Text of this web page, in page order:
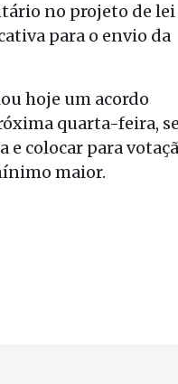
no projeto de lei
para o envio da
hoje um acordo
quarta-feira,
e colocar para
maior.